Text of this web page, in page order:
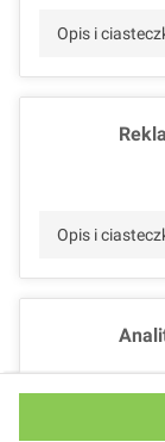
Opis i
Opis i